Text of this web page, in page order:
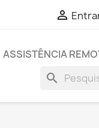

ASSISTÊNCIA
search